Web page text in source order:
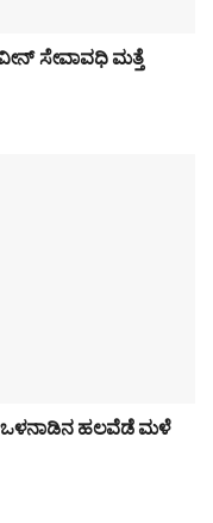
ಸೇವಾವಧಿ ಮತ್ತೆ
ಒಳನಾಡಿನ ಹಲವೆಡೆ ಮಳೆ